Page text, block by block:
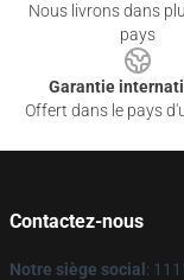
Nous livrons dans
pays
Garantie
Offert dans le pays
Contactez-nous
Notre siège social :